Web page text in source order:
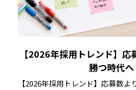
【2026年採用トレンド】
勝つ時代へ
【2026年採用トレンド】応募数よ